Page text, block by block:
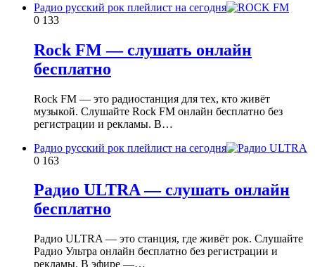
Радио русский рок плейлист на сегодня
0 133
Rock FM — слушать онлайн
бесплатно
Rock FM — это радиостанция для тех, кто живёт
музыкой. Слушайте Rock FM онлайн бесплатно без
регистрации и рекламы. В…
Радио русский рок плейлист на сегодня
0 163
Радио ULTRA — слушать онлайн
бесплатно
Радио ULTRA — это станция, где живёт рок. Слушайте
Радио Ультра онлайн бесплатно без регистрации и
рекламы. В эфире —…